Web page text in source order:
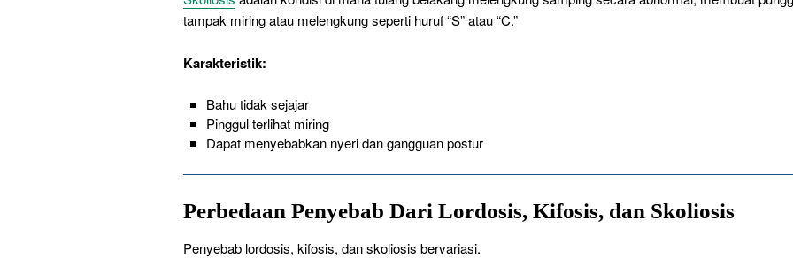
tampak miring atau melengkung seperti huruf “S” atau “C.”
Karakteristik:
Bahu tidak sejajar
Pinggul terlihat miring
Dapat menyebabkan nyeri dan gangguan postur
Perbedaan Penyebab Dari Lordosis, Kifosis, dan Skoliosis
Penyebab lordosis, kifosis, dan skoliosis bervariasi.